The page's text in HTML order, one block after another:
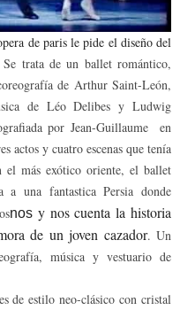
de paris le pide el diseño del
Se trata de un ballet romántico,
de Arthur Saint-León,
de Léo Delibes y Ludwig
por Jean-Guillaume en
actos y cuatro escenas que tenía
el más exótico oriente, el ballet
una fantastica Persia donde
nos y nos cuenta la historia
de un joven cazador. Un
música y vestuario de
de estilo neo-clásico con cristal